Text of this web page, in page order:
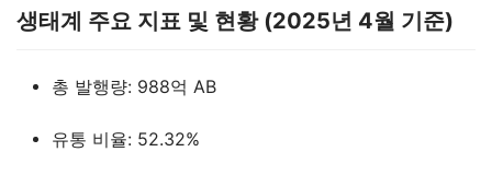
생태계 주요 지표 및 현황 (2025년 4월 기준)
총 발행량: 988억 AB
유통 비율: 52.32%